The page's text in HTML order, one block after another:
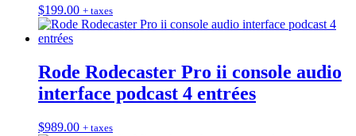
$199.00 + taxes
Rode Rodecaster Pro ii console audio
interface podcast 4 entrées
$989.00 + taxes